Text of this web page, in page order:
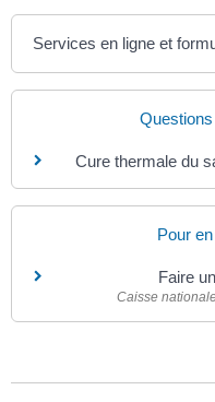
Services en ligne et
Cure thermale du
Pour
Faire
Caisse